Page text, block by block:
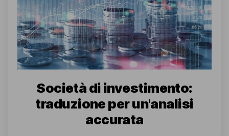
Società di investimento:
traduzione per un'analisi
accurata